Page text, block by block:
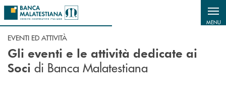
Salta al contenuto principale
MENU
EVENTI ED ATTIVITÀ
Gli eventi e le attività dedicate ai
Soci di Banca Malatestiana